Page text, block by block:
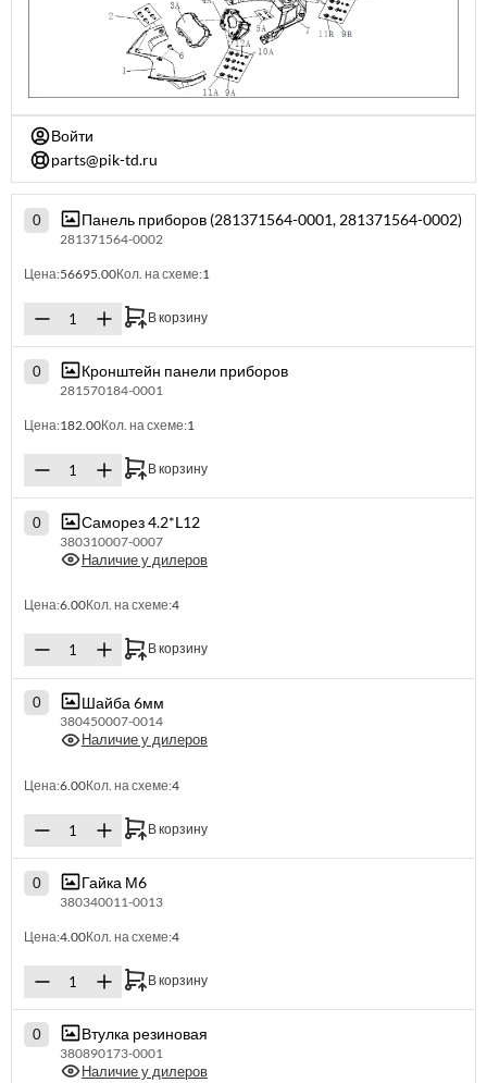
Войти
parts@pik-td.ru
0 Панель приборов (281371564-0001, 281371564-0002)
281371564-0002
Цена:56695.00Кол. на схеме:1
В корзину
0 Кронштейн панели приборов
281570184-0001
Цена:182.00Кол. на схеме:1
В корзину
0 Саморез 4.2*L12
380310007-0007
Наличие у дилеров
Цена:6.00Кол. на схеме:4
В корзину
0 Шайба 6мм
380450007-0014
Наличие у дилеров
Цена:6.00Кол. на схеме:4
В корзину
0 Гайка М6
380340011-0013
Цена:4.00Кол. на схеме:4
В корзину
0 Втулка резиновая
380890173-0001
Наличие у дилеров